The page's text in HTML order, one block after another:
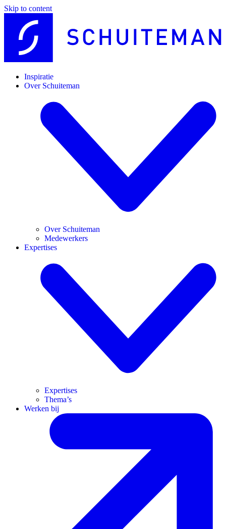
Skip to content
Inspiratie
Over Schuiteman
Over Schuiteman
Medewerkers
Expertises
Expertises
Thema’s
Werken bij